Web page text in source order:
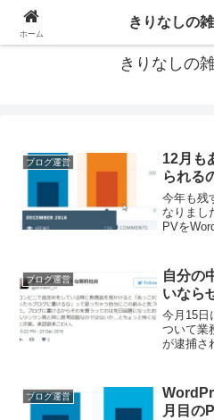
ブログもい
きりなしの
ブログ運営
12月も
られる
今年も残
なりまし
PVを
てみま
人だっ
ていま
ブログ運営
自分の
いなら
今月15日
ついて業
が逮捕さ
ストア
り、業務
警は１５
ブログ運営
月目の
ホーム
きりなしの